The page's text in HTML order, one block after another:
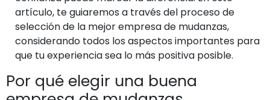
artículo, te guiaremos a través del proceso de
selección de la mejor empresa de mudanzas,
considerando todos los aspectos importantes para
que tu experiencia sea lo más positiva posible.
Por qué elegir una buena